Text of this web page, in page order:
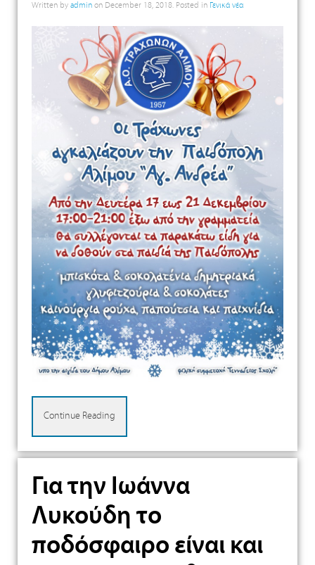
Written by admin on December 18, 2018. Posted in Γενικά νέα
Continue Reading
Για την Ιωάννα
Λυκούδη το
ποδόσφαιρο είναι και